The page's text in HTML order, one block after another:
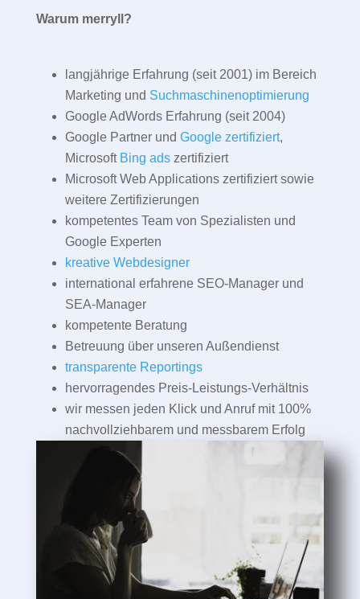
Warum merryll?
langjährige Erfahrung (seit 2001) im Bereich
Marketing und Suchmaschinenoptimierung
Google AdWords Erfahrung (seit 2004)
Google Partner und Google zertifiziert,
Microsoft Bing adszertifiziert
Microsoft Web Applications zertifiziert sowie
weitere Zertifizierungen
kompetentes Team von Spezialisten und
Google Experten
kreative Webdesigner
international erfahrene SEO-Manager und
SEA-Manager
kompetente Beratung
Betreuung über unseren Außendienst
transparente Reportings
hervorragendes Preis-Leistungs-Verhältnis
wir messen jeden Klick und Anruf mit 100%
nachvollziehbarem und messbarem Erfolg